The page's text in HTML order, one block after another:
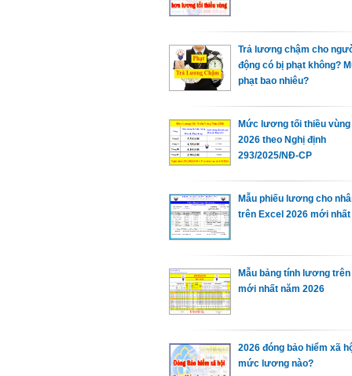
Trả lương chậm cho
động có bị phạt không?
phạt bao nhiêu?
Mức lương tối thiều vùng
2026 theo Nghị định
293/2025/NĐ-CP
Mẫu phiếu lương cho
trên Excel 2026 mới nhất
Mẫu bảng tính lương
mới nhất năm 2026
2026 đóng bảo hiểm xã
mức lương nào?